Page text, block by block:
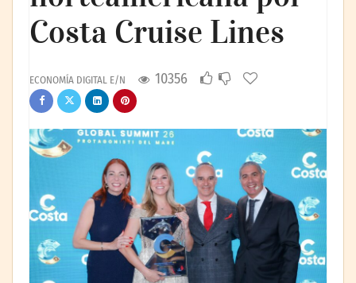
Costa Cruise Lines
ECONOMÍA DIGITAL E/N 10356